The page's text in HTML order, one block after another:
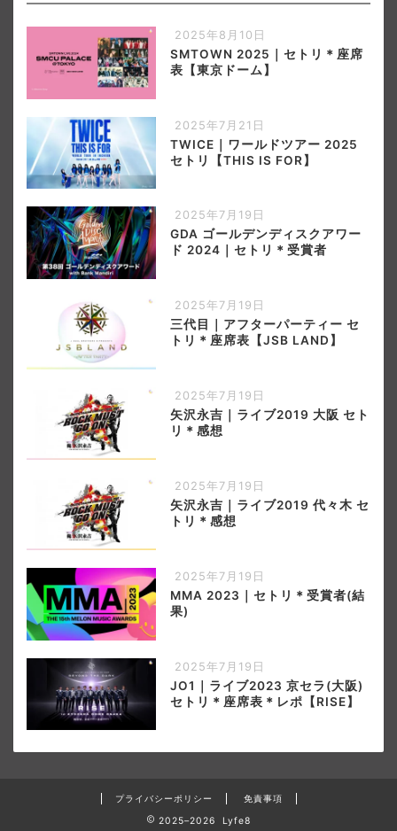
2025年8月10日
SMTOWN 2025｜セトリ＊座席
表【東京ドーム】
2025年7月21日
TWICE｜ワールドツアー 2025
セトリ【THIS IS FOR】
2025年7月19日
GDA ゴールデンディスクアワー
ド 2024｜セトリ＊受賞者
2025年7月19日
三代目｜アフターパーティー セ
トリ＊座席表【JSB LAND】
2025年7月19日
矢沢永吉｜ライブ2019 大阪 セト
リ＊感想
2025年7月19日
矢沢永吉｜ライブ2019 代々木 セ
トリ＊感想
2025年7月19日
MMA 2023｜セトリ＊受賞者(結
果)
2025年7月19日
JO1｜ライブ2023 京セラ(大阪)
セトリ＊座席表＊レポ【RISE】
プライバシーポリシー
免責事項
2025–2026 Lyfe8